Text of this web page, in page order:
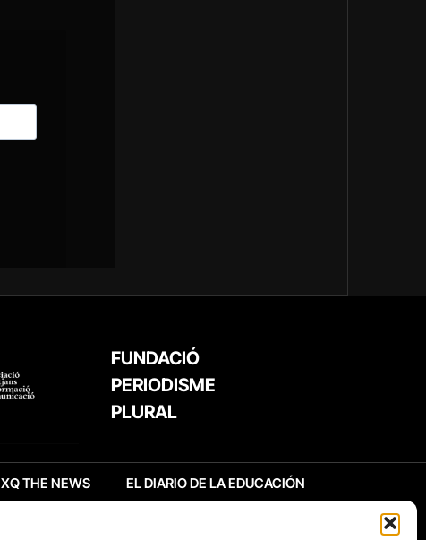
FUNDACIÓ
PERIODISME
PLURAL
XQ THE NEWS EL DIARIO DE LA EDUCACIÓN